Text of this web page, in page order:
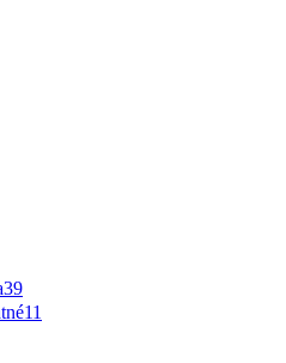
39
11